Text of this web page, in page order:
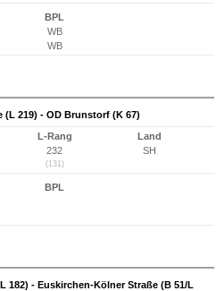
BPL
WB
WB
219) - OD Brunstorf (K 67)
L-Rang
232
(131)
Land
SH
BPL
182) - Euskirchen-Kölner Straße (B 51/L